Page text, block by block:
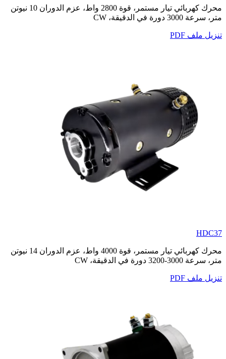
محرك كهربائي تيار مستمر، قوة 2800 واط، عزم الدوران 10 نيوتن
متر، سرعة 3000 دورة في الدقيقة، CW
تنزيل ملف PDF
HDC37
محرك كهربائي تيار مستمر، قوة 4000 واط، عزم الدوران 14 نيوتن
متر، سرعة 3000-3200 دورة في الدقيقة، CW
تنزيل ملف PDF